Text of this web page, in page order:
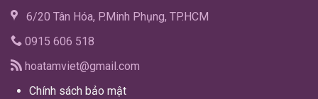
6/20 Tân Hóa, P.Minh Phụng, TP.HCM
0915 606 518
hoatamviet@gmail.com
Chính sách bảo mật